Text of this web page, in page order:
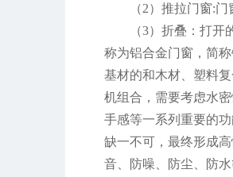
（2）推拉门窗:
（3）折叠：打
称为铝合金门窗，简
基材的和木材、塑料
机组合，需要考虑水
手感等一系列重要的
缺一不可，最终形成
音、防噪、防尘、防水